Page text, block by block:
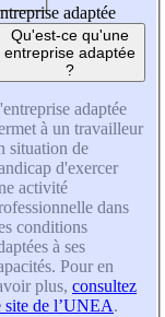
adaptée
Qu'est-ce qu'une
entreprise adaptée
?
adaptée
à un travailleur
situation de
d'exercer
activité
dans
conditions
à ses
Pour en
plus, consultez
site de l’UNEA.